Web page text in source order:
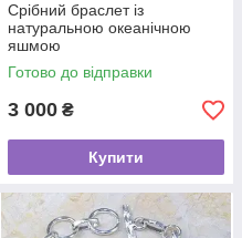
Срібний браслет із
натуральною океанічною
яшмою
Готово до відправки
3 000 ₴
Купити